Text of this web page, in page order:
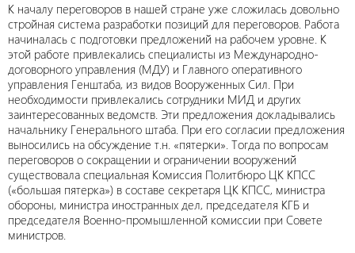
К началу переговоров в нашей стране уже сложилась довольно
стройная система разработки позиций для переговоров. Работа
начиналась с подготовки предложений на рабочем уровне. К
этой работе привлекались специалисты из Международно-
договорного управления (МДУ) и Главного оперативного
управления Генштаба, из видов Вооруженных Сил. При
необходимости привлекались сотрудники МИД и других
заинтересованных ведомств. Эти предложения докладывались
начальнику Генерального штаба. При его согласии предложения
выносились на обсуждение т.н. «пятерки». Тогда по вопросам
переговоров о сокращении и ограничении вооружений
существовала специальная Комиссия Политбюро ЦК КПСС
(«большая пятерка») в составе секретаря ЦК КПСС, министра
обороны, министра иностранных дел, председателя КГБ и
председателя Военно-промышленной комиссии при Совете
министров.